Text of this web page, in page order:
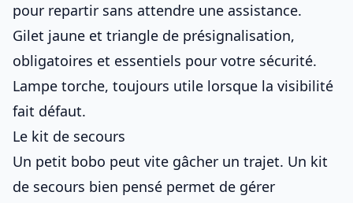
pour repartir sans attendre une assistance.
Gilet jaune et triangle de présignalisation,
obligatoires et essentiels pour votre sécurité.
Lampe torche, toujours utile lorsque la visibilité
fait défaut.
Le kit de secours
Un petit bobo peut vite gâcher un trajet. Un kit
de secours bien pensé permet de gérer